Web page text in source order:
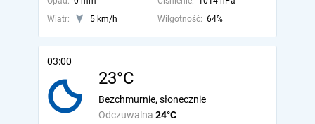
Wiatr:
5 km/h Wilgotność: 64%
03:00
23°C
Odczuwalna 24°C
Bezchmurnie, słonecznie